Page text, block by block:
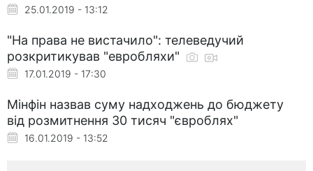
25.01.2019 - 13:12
"На права не вистачило": телеведучий
розкритикував "евробляхи"
17.01.2019 - 17:30
Мінфін назвав суму надходжень до бюджету
від розмитнення 30 тисяч "євроблях"
16.01.2019 - 13:52